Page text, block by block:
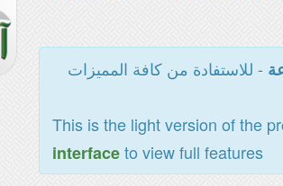
- للاستفادة من كافة المميزات
This is the light version of the
interfaceto view full features